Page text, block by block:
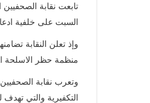
تابعت نقابة الصحفيين
السبت على خلفية
منظمة حظر الاسلحة
وتعرب نقابة
التكفيرية والتي